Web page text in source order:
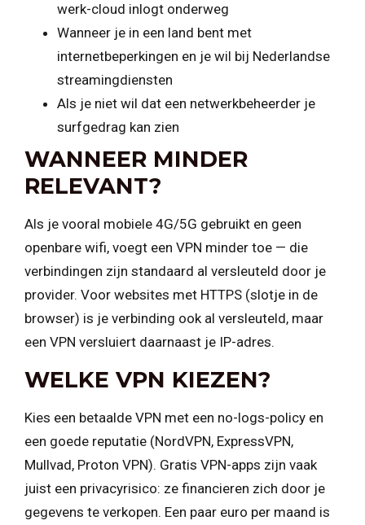
werk-cloud inlogt onderweg
Wanneer je in een land bent met
internetbeperkingen en je wil bij Nederlandse
streamingdiensten
Als je niet wil dat een netwerkbeheerder je
surfgedrag kan zien
WANNEER MINDER
RELEVANT?
Als je vooral mobiele 4G/5G gebruikt en geen
openbare wifi, voegt een VPN minder toe — die
verbindingen zijn standaard al versleuteld door je
provider. Voor websites met HTTPS (slotje in de
browser) is je verbinding ook al versleuteld, maar
een VPN versluiert daarnaast je IP-adres.
WELKE VPN KIEZEN?
Kies een betaalde VPN met een no-logs-policy en
een goede reputatie (NordVPN, ExpressVPN,
Mullvad, Proton VPN). Gratis VPN-apps zijn vaak
juist een privacyrisico: ze financieren zich door je
gegevens te verkopen. Een paar euro per maand is